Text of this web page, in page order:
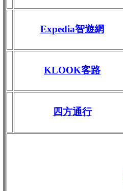
Expedia智遊網
KLOOK客路
四方通行